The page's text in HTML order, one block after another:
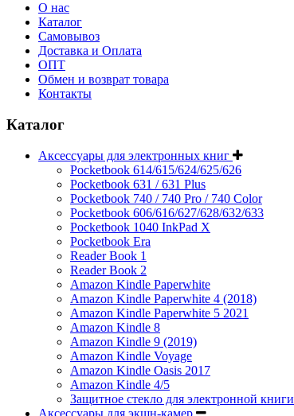
О нас
Каталог
Самовывоз
Доставка и Оплата
ОПТ
Обмен и возврат товара
Контакты
Каталог
Аксессуары для электронных книг
Pocketbook 614/615/624/625/626
Pocketbook 631 / 631 Plus
Pocketbook 740 / 740 Pro / 740 Color
Pocketbook 606/616/627/628/632/633
Pocketbook 1040 InkPad X
Pocketbook Era
Reader Book 1
Reader Book 2
Amazon Kindle Paperwhite
Amazon Kindle Paperwhite 4 (2018)
Amazon Kindle Paperwhite 5 2021
Amazon Kindle 8
Amazon Kindle 9 (2019)
Amazon Kindle Voyage
Amazon Kindle Oasis 2017
Amazon Kindle 4/5
Защитное стекло для электронной книги
Аксессуары для экшн-камер